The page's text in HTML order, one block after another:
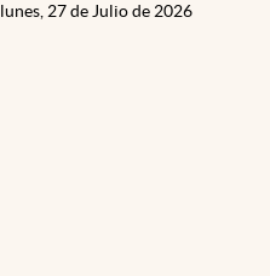
lunes, 27 de Julio de 2026